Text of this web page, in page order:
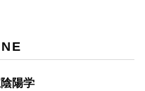
陽学